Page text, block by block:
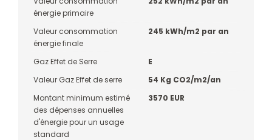
énergie primaire
Valeur consommation
énergie finale
245 kWh/m2 par an
Gaz Effet de Serre
E
Valeur Gaz Effet de serre
54 Kg CO2/m2/an
Montant minimum estimé
des dépenses annuelles
d'énergie pour un usage
standard
3570 EUR